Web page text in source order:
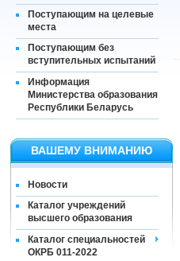
Поступающим на целевые
места
Поступающим без
вступительных испытаний
Информация
Министерства образования
Республики Беларусь
ВАШЕМУ ВНИМАНИЮ
Новости
Каталог учреждений
высшего образования
Каталог специальностей
ОКРБ 011-2022